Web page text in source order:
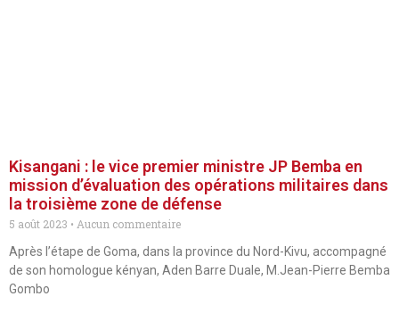
Kisangani : le vice premier ministre JP Bemba en
mission d’évaluation des opérations militaires dans
la troisième zone de défense
5 août 2023
Aucun commentaire
Après l’étape de Goma, dans la province du Nord-Kivu, accompagné
de son homologue kényan, Aden Barre Duale, M.Jean-Pierre Bemba
Gombo